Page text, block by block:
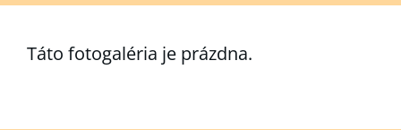
Táto fotogaléria je prázdna.